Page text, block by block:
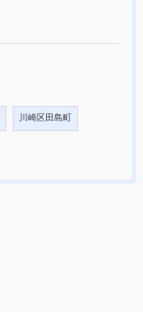
川崎区田島町